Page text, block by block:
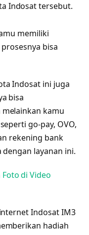
Indosat tersebut.
memiliki
bisa
Indosat ini juga
bisa
kamu
go-pay, OVO,
rekening bank
layanan ini.
di Video
Indosat IM3
hadiah